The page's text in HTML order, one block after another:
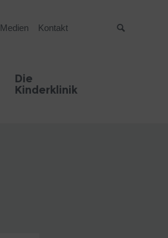
Medien Kontakt
Die
Kinderklinik